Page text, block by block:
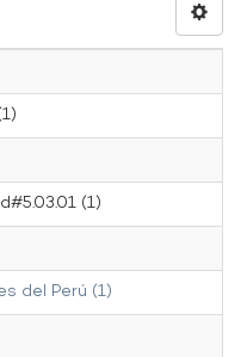
(1)
del Perú (1)